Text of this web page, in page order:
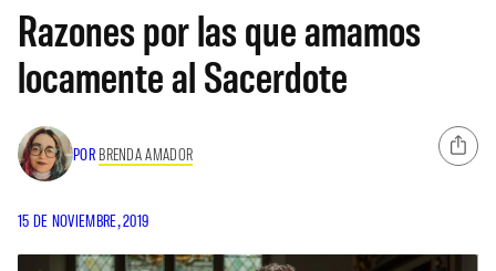
Razones por las que amamos
locamente al Sacerdote
POR BRENDA AMADOR
15 DE NOVIEMBRE, 2019